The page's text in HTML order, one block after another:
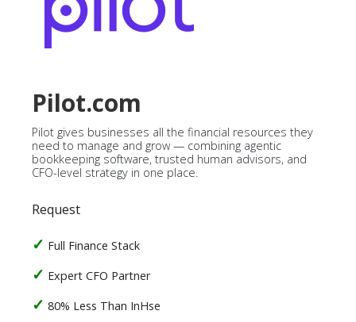
Pilot.com
Pilot gives businesses all the financial resources they
need to manage and grow — combining agentic
bookkeeping software, trusted human advisors, and
CFO-level strategy in one place.
Request
Full Finance Stack
Expert CFO Partner
80% Less Than InHse